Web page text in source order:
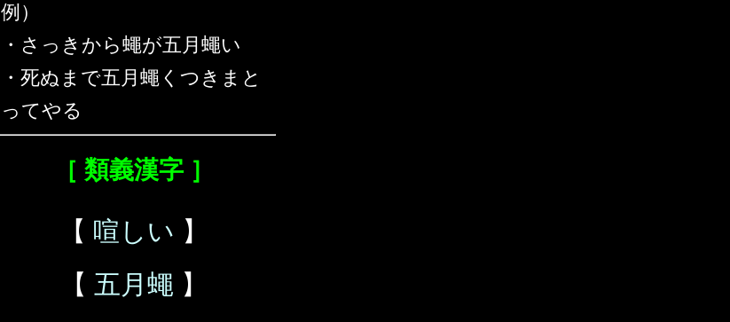
例）
・さっきから蠅が五月蠅い
・死ぬまで五月蠅くつきまと
ってやる
［ 類義漢字 ］
【 喧しい 】
【 五月蠅 】